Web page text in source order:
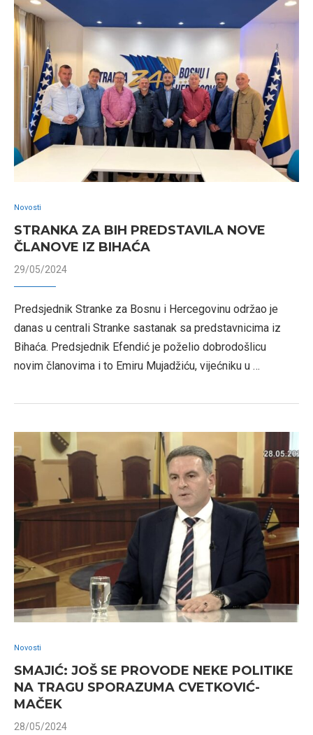
Novosti
STRANKA ZA BIH PREDSTAVILA NOVE
ČLANOVE IZ BIHAĆA
29/05/2024
Predsjednik Stranke za Bosnu i Hercegovinu održao je
danas u centrali Stranke sastanak sa predstavnicima iz
Bihaća. Predsjednik Efendić je poželio dobrodošlicu
novim članovima i to Emiru Mujadžiću, vijećniku u …
Novosti
SMAJIĆ: JOŠ SE PROVODE NEKE POLITIKE
NA TRAGU SPORAZUMA CVETKOVIĆ-
MAČEK
28/05/2024